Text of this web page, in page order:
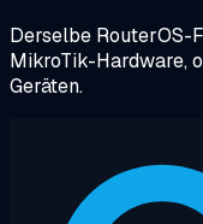
Derselbe RouterOS-
MikroTik-Hardware,
Geräten.